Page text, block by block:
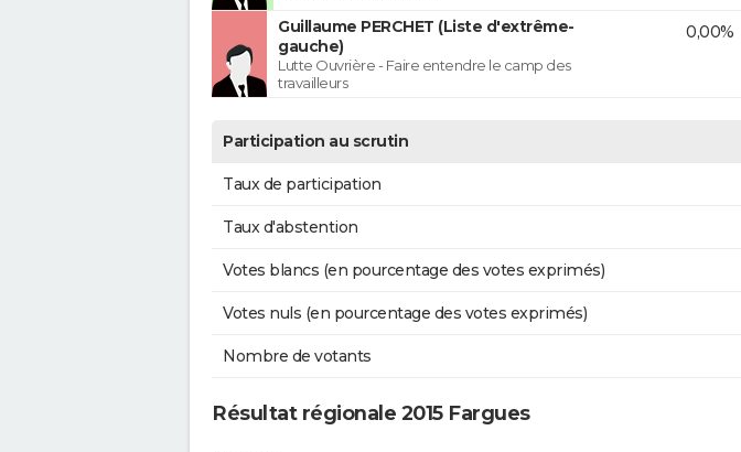
Guillaume PERCHET (Liste d'extrême-
gauche)
Lutte Ouvrière - Faire entendre le camp des
travailleurs
0,00%
Participation au scrutin
Taux de participation
Taux d'abstention
Votes blancs (en pourcentage des votes exprimés)
Votes nuls (en pourcentage des votes exprimés)
Nombre de votants
Résultat régionale 2015 Fargues